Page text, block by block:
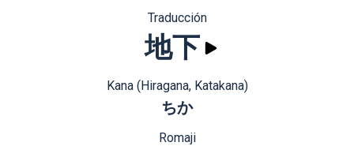
Traducción
地下
Kana (Hiragana, Katakana)
ちか
Romaji